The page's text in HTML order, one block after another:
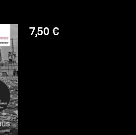
7,50 €